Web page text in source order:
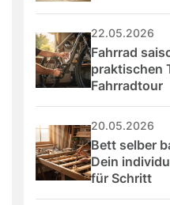
22.05.2026
Fahrrad
praktischen
Fahrradtour
20.05.2026
Bett selber
Dein
für Schritt